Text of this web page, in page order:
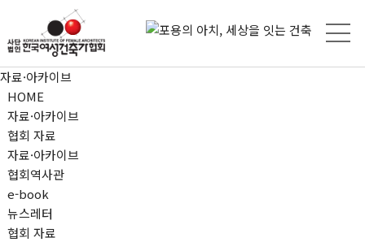
자료·아카이브
HOME
자료·아카이브
협회 자료
자료·아카이브
협회역사관
e-book
뉴스레터
협회 자료